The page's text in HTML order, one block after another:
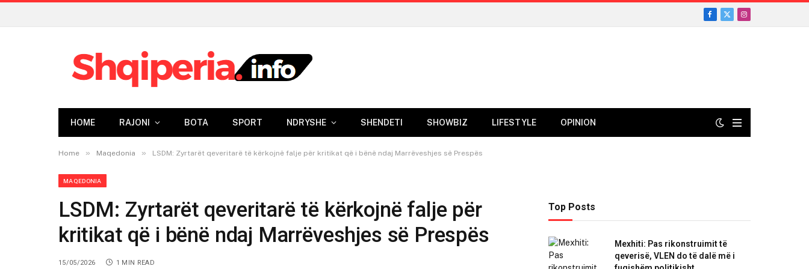
Facebook
X
Instagram
HOME RAJONI BOTA SPORT NDRYSHE SHENDETI SHOWBIZ LIFESTYLE OPINION
Home » Maqedonia » LSDM: Zyrtarët qeveritarë të kërkojnë falje për kritikat që i bënë ndaj Marrëveshjes së Prespës
MAQEDONIA
LSDM: Zyrtarët qeveritarë të kërkojnë falje për
kritikat që i bënë ndaj Marrëveshjes së Prespës
15/05/2026 1 MIN READ
Top Posts
Mexhiti: Pas rikonstruimit të
qeverisë, VLEN do të dalë më i